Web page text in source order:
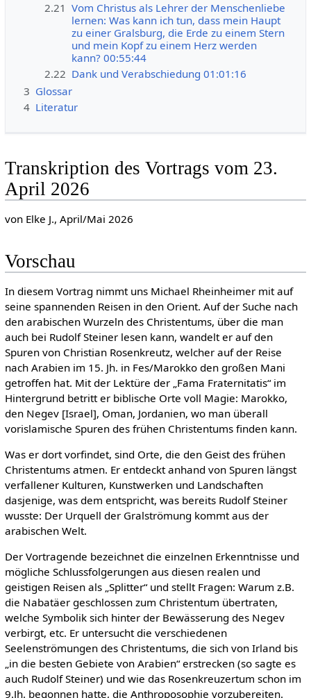
2.21 Vom Christus als Lehrer der Menschenliebe
lernen: Was kann ich tun, dass mein Haupt
zu einer Gralsburg, die Erde zu einem Stern
und mein Kopf zu einem Herz werden
kann? 00:55:44
2.22 Dank und Verabschiedung 01:01:16
3 Glossar
4 Literatur
Transkription des Vortrags vom 23.
April 2026
von Elke J., April/Mai 2026
Vorschau
In diesem Vortrag nimmt uns Michael Rheinheimer mit auf
seine spannenden Reisen in den Orient. Auf der Suche nach
den arabischen Wurzeln des Christentums, über die man
auch bei Rudolf Steiner lesen kann, wandelt er auf den
Spuren von Christian Rosenkreutz, welcher auf der Reise
nach Arabien im 15. Jh. in Fes/Marokko den großen Mani
getroffen hat. Mit der Lektüre der „Fama Fraternitatis“ im
Hintergrund betritt er biblische Orte voll Magie: Marokko,
den Negev [Israel], Oman, Jordanien, wo man überall
vorislamische Spuren des frühen Christentums finden kann.
Was er dort vorfindet, sind Orte, die den Geist des frühen
Christentums atmen. Er entdeckt anhand von Spuren längst
verfallener Kulturen, Kunstwerken und Landschaften
dasjenige, was dem entspricht, was bereits Rudolf Steiner
wusste: Der Urquell der Gralströmung kommt aus der
arabischen Welt.
Der Vortragende bezeichnet die einzelnen Erkenntnisse und
mögliche Schlussfolgerungen aus diesen realen und
geistigen Reisen als „Splitter“ und stellt Fragen: Warum z.B.
die Nabatäer geschlossen zum Christentum übertraten,
welche Symbolik sich hinter der Bewässerung des Negev
verbirgt, etc. Er untersucht die verschiedenen
Seelenströmungen des Christentums, die sich von Irland bis
„in die besten Gebiete von Arabien“ erstrecken (so sagte es
auch Rudolf Steiner) und wie das Rosenkreuzertum schon im
9.Jh. begonnen hatte, die Anthroposophie vorzubereiten.